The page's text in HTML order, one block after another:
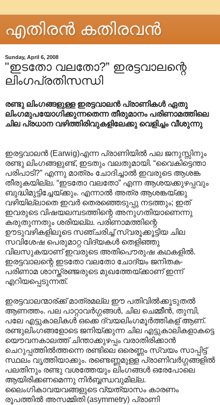
എതിരന്‍ കതിരവന്‍
Sunday, April 6, 2008
"ഇടതോ വലതോ?” ഇരട്ടവാല‍ന്റെ
ലിംഗപ്രതിസന്ധി
രണ്ടു ലിംഗങ്ങളുള്ള ഇരട്ടവാലന്‍ പ്രാണികള്‍ ഏതു
ലിംഗമുപയോഗിക്കുന്നതെന്ന തീരുമാനം പരിണാമത്തിലെ
ചില പ്രധാന വഴിത്തിരിവുകളിലേക്കു വെളിച്ചം വീശുന്നു
ഇരട്ടവാലന്‍ (Earwig)എന്ന പ്രാണിയില്‍ പല ജനുസ്സിനും
രണ്ടു ലിംഗങ്ങളുണ്ട്, ഇടതും വലതുമായി. “വൈകിട്ടെന്താ
പരിപാടി?” എന്നു മാത്രം ചോദിച്ചാല്‍ ഇവരുടെ ആശങ്ക
തീരുകയില്ല. “ഇടതോ വലതോ” എന്ന ആശയക്കുഴപ്പവും
ബുദ്ധിമുട്ടിച്ചേയ്ക്കും. എന്നാല്‍ അത്ര ആശങ്കയ്ക്കു
വഴിയില്ലാതെ ഇവര്‍ തെരഞ്ഞെടുപ്പു നടത്തും; ഇത്
ഇവരുടെ വിഷയലമ്പടത്തിന്റെ അനുഗതിയാണെന്നു
കരുതുന്നതും ശരിയല്ല. പരിണാമത്തിന്റെ
ഊടുവഴികളിലൂടെ സഞ്ചരിച്ച് സ്വരൂക്കൂട്ടിയ ചില
സവിശേഷ പെരുമാറ്റ വിദ്യകള്‍ തെളിഞ്ഞു
വിലസുകയാണ് ഇവരുടെ അതിപൌരുഷ കഥകളില്‍.
ഇരട്ടവാലന്റെ ഇടതോ വലതോ ചോദ്യം ജനിതക-
പരിണാമ ശാസ്ത്രഞ്ജരുടെ മുഖത്തേയ്ക്കാണ് ഇന്ന്
എറിയപ്പെടുന്നത്.
ഇരട്ടവാലന്മാര്ക്ക് മാത്രമല്ല ഈ പതിവില്‍ക്കൂടുതല്‍
ആണത്തം. പല പാറ്റാവര്‍ഗ്ഗങ്ങള്‍, ചില ചെമ്മീന്‍, തുമ്പി,
പലേ എട്ടുകാലികള്‍ ഒക്കെ ദ്വയലിംഗമൂര്‍ത്തികള് ആണ്.
രണ്ടുലിംഗങ്ങളോടെ ജനിയ്ക്കുന്ന ചില എട്ടുകാലികളാകട്ടെ
യൌവനകാല‍ത്ത് ചിന്താക്കുഴപ്പം വരാതിരിക്കാന്‍
ചെറുപ്പത്തില്‍ത്തന്നെ രണ്ടിലെ ഒരെണ്ണം സ്വയം സാപ്പിട്ട്
സ്ഥലം വൃത്തിയാക്കും. രണ്ടെണ്ണമുള്ള പ്രാണിവര്‍ഗ്ഗങ്ങളില്‍
പലതിനും രണ്ടു വശത്തേയും ലിംഗങ്ങള്‍ ഒരേപോലെ
ആയിരിക്കണമെന്നു നിര്‍ബ്ബന്ധവുമില്ല.
ലൈംഗികാവയവങ്ങളുടെ വ്യത്യാസം കാരണം
രൂപത്തില്‍ അസമ്മിതി (asymmetry) പ്രാണി